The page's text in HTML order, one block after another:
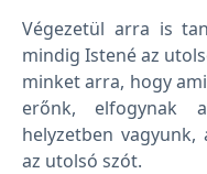
Végezetül arra is
mindig Istené az
minket arra, hogy
erőnk, elfogynak
helyzetben
az utolsó szót.